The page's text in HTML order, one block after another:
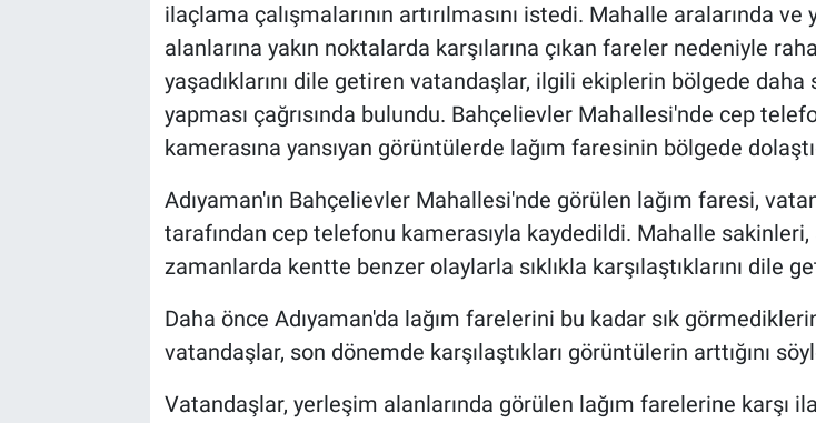
ilaçlama çalışmalarının artırılmasını istedi. Mahalle aralarında ve
alanlarına yakın noktalarda karşılarına çıkan fareler nedeniyle
yaşadıklarını dile getiren vatandaşlar, ilgili ekiplerin bölgede daha
yapması çağrısında bulundu. Bahçelievler Mahallesi'nde cep
kamerasına yansıyan görüntülerde lağım faresinin bölgede
Adıyaman'ın Bahçelievler Mahallesi'nde görülen lağım faresi,
tarafından cep telefonu kamerasıyla kaydedildi. Mahalle sakinleri,
zamanlarda kentte benzer olaylarla sıklıkla karşılaştıklarını dile
Daha önce Adıyaman'da lağım farelerini bu kadar sık
vatandaşlar, son dönemde karşılaştıkları görüntülerin arttığını
Vatandaşlar, yerleşim alanlarında görülen lağım farelerine karşı